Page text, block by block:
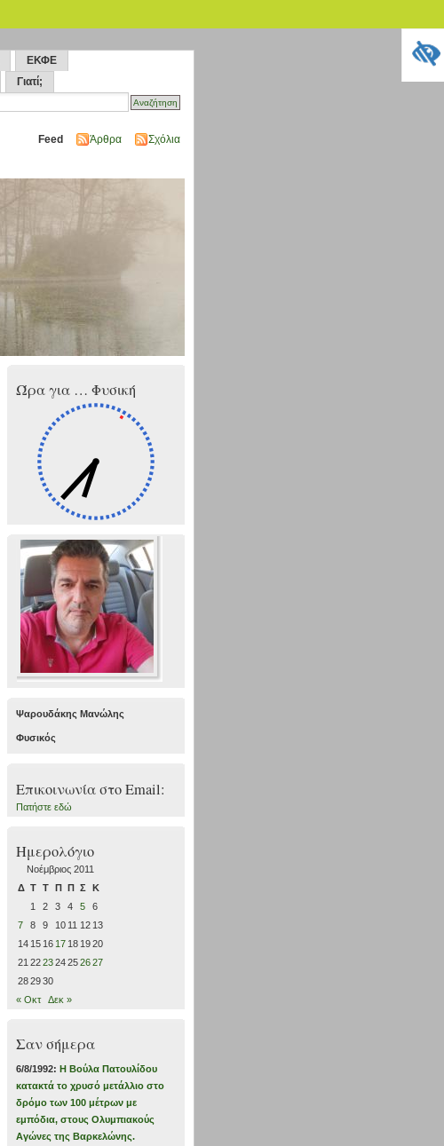
ΕΚΦΕ
Γιατί;
Feed Άρθρα Σχόλια
Ώρα για … Φυσική
Ψαρουδάκης Μανώλης
Φυσικός
Επικοινωνία στο Εmail:
Πατήστε εδώ
Ημερολόγιο
Νοέμβριος 2011
Δ Τ Τ Π Π Σ
Κ
1
2 3 4 5
6
7
8 9 10 11 12 13
14 15 16 17 18 1920
21 222324252627
282930
« Οκτ
Δεκ »
Σαν σήμερα
6/8/1992: Η Βούλα Πατουλίδου
κατακτά το χρυσό μετάλλιο στο
δρόμο των 100 μέτρων με
εμπόδια, στους Ολυμπιακούς
Αγώνες της Βαρκελώνης.